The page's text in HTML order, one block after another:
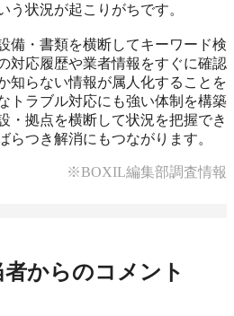
う状況が起こりがちです。
備・書類を横断してキーワード検
対応履歴や業者情報をすぐに確認
知らない情報が属人化することを
トラブル対応にも強い体制を構築
・拠点を横断して状況を把握でき
らつき解消にもつながります。
※BOXIL編集部調査情報
者からのコメント